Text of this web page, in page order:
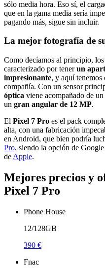
sólo media hora. Eso sí, el
que en la gama media sería
pagando más, sigue sin incluir.
La mejor fotografía de
Como decíamos al principio,
caracterizado por tenerun
impresionante, y aquí tenemos
compañía. Con un sensor
óptica viene acompañado de un
un gran angular de 12 MP.
El Pixel 7 Pro es el pack
alta, con una fabricación
en Android, que bien podría
Pro, siendo la opción de
de Apple.
Mejores precios y
Pixel 7 Pro
Phone House
12/128GB
390 €
Fnac